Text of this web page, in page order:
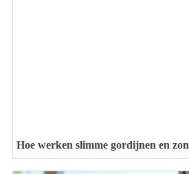
Hoe werken slimme gordijnen en